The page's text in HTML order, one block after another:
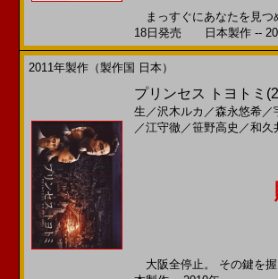
まっすぐにあなたを見つ
18日発売 日本製作 --
2011年製作（製作国 日本）
プリンセス トヨトミ
生 ／沢木ルカ ／森永悠希／
／江守徹 ／笹野高史 ／和久
大阪全停止。 その鍵を